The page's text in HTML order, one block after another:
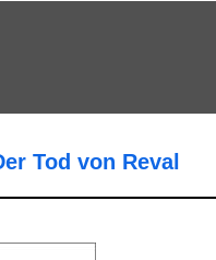
Tod von Reval